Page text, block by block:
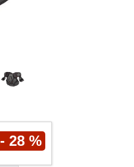
- 28 %